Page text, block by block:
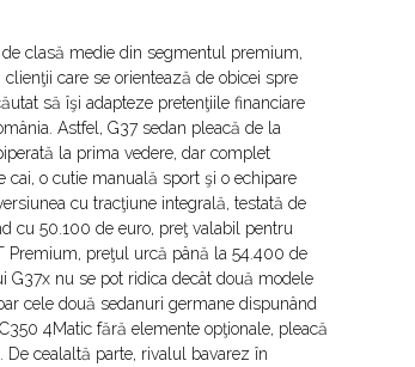
clasă medie din segmentul premium,
care se orientează de obicei spre
să îşi adapteze pretenţiile financiare
Astfel, G37 sedan pleacă de la
la prima vedere, dar complet
o cutie manuală sport şi o echipare
cu tracţiune integrală, testată de
cu 50.100 de euro, preţ valabil pentru
Premium, preţul urcă până la 54.400 de
G37x nu se pot ridica decât două modele
cele două sedanuri germane dispunând
4Matic fără elemente opţionale, pleacă
cealaltă parte, rivalul bavarez în